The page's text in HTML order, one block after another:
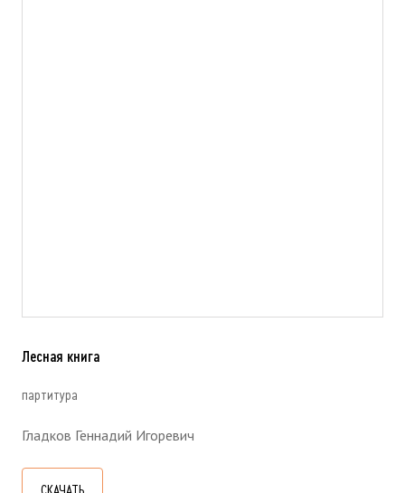
Лесная книга
партитура
Гладков Геннадий Игоревич